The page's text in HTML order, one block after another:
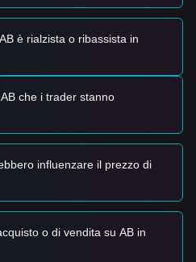
è rialzista o ribassista in
che i trader stanno
influenzare il prezzo di
o di vendita su AB in